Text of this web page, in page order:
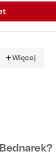
Więcej